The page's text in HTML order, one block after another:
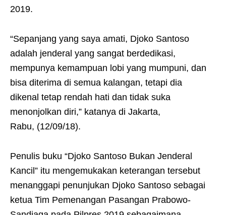
2019.
“Sepanjang yang saya amati, Djoko Santoso
adalah jenderal yang sangat berdedikasi,
mempunya kemampuan lobi yang mumpuni, dan
bisa diterima di semua kalangan, tetapi dia
dikenal tetap rendah hati dan tidak suka
menonjolkan diri,” katanya di Jakarta,
Rabu, (12/09/18).
Penulis buku “Djoko Santoso Bukan Jenderal
Kancil” itu mengemukakan keterangan tersebut
menanggapi penunjukan Djoko Santoso sebagai
ketua Tim Pemenangan Pasangan Prabowo-